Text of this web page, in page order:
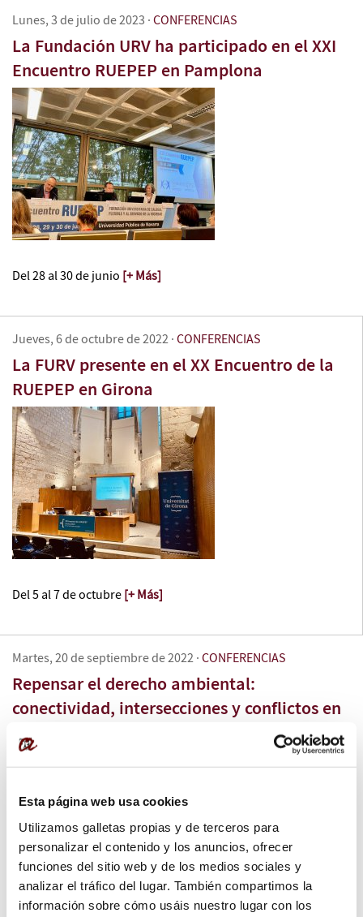
Esta página web usa cookies
Utilizamos galletas propias y de terceros para
personalizar el contenido y los anuncios, ofrecer
funciones del sitio web y de los medios sociales y
analizar el tráfico del lugar. También compartimos la
información sobre cómo usáis nuestro lugar con los
Lunes, 3 de julio de 2023 ·CONFERENCIAS
La Fundación URV ha participado en el XXI
Encuentro RUEPEP en Pamplona
Del 28 al 30 de junio [+ Más]
Jueves, 6 de octubre de 2022·CONFERENCIAS
La FURV presente en el XX Encuentro de la
RUEPEP en Girona
Del 5 al 7 de octubre[+ Más]
Martes, 20 de septiembre de 2022·CONFERENCIAS
Repensar el derecho ambiental:
conectividad, intersecciones y conflictos en
la crisis ambiental mundial
Del 21 al 23 de septiembre [+ Más]